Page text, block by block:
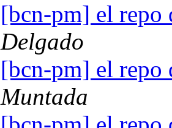
[bcn-pm] el repo
Delgado
[bcn-pm] el repo
Muntada